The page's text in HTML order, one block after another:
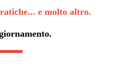
e molto altro.